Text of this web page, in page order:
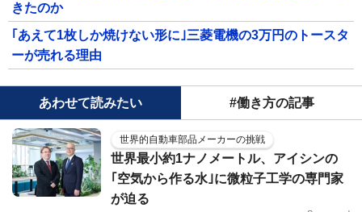
きたのか
｢あえて1枚しか焼けない形に｣三菱電機の3万円のトースタ
ーが売れる理由
あわせて読みたい #働き方の記事
世界的自動車部品メーカーの挑戦
世界最小約1ナノメートル、アイシンの
｢空気から作る水｣に微粒子工学の専門家
が迫る